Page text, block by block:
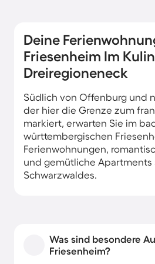
Deine
Friesenheim Im
Dreiregioneneck
Südlich von Offenburg und
der hier die Grenze zum
markiert, erwarten Sie im
württembergischen
Ferienwohnungen,
und gemütliche Apartments
Schwarzwaldes.
Was sind besondere
Friesenheim?